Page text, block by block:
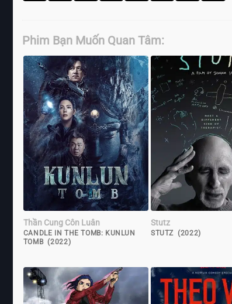
Phim Bạn Muốn Quan Tâm:
Thần Cung Côn Luân
CANDLE IN THE TOMB: KUNLUN
TOMB (2022)
Stutz
STUTZ (2022)